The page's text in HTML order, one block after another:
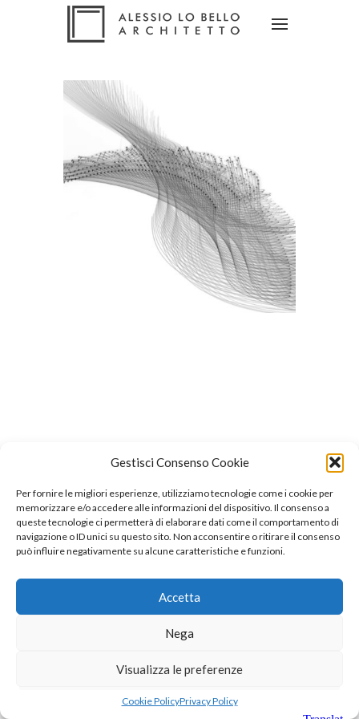
Gestisci Consenso Cookie
Per fornire le migliori esperienze, utilizziamo tecnologie come i cookie per
memorizzare e/o accedere alle informazioni del dispositivo. Il consenso a
queste tecnologie ci permetterà di elaborare dati come il comportamento di
navigazione o ID unici su questo sito. Non acconsentire o ritirare il consenso
può influire negativamente su alcune caratteristiche e funzioni.
Accetta
Nega
Visualizza le preferenze
Cookie PolicyPrivacy Policy